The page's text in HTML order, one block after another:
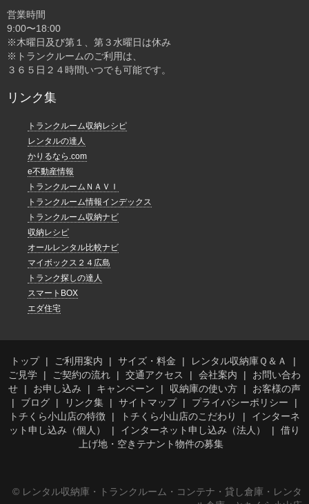
営業時間
9:00〜18:00
※木曜日及び第１、第３水曜日は休み
※トランクルームのご利用は、
３６５日２４時間いつでも可能です。
リンク集
トランクルーム収納レシピ
レンタルの達人
かりるなら.com
e不動産情報
トランクルームＮＡＶＩ
トランクルーム情報インデックス
トランクルーム収納ナビ
収納レシピ
オールレンタル比較ナビ
マイボックス２４広島
トランク探しの達人
スマートBOX
エダ住宅
トップ ご利用案内 サイズ・料金
レンタル収納庫Ｑ＆Ａ
ご見学
ご契約の流れ 交通アクセス 会社案内
お問い合わ
せ
お申し込み キャンペーン 収納庫の使い方
お客様の声
ブログ
リンク集 サイトマップ
プライバシーポリシー
トチくら小山店の特徴
トチくら小山店のこだわり
インターネ
ット申し込み（個人）
インターネット申し込み（法人）
借り
上げ地・空きテナント物件の募集
© レンタル収納庫・トランクルーム・コンテナ・貸し倉庫・レンタ